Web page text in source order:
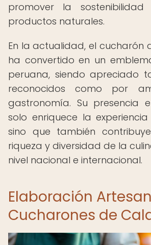
promover la
productos naturales.
En la actualidad, el cucharón
ha convertido en un
peruana, siendo apreciado
reconocidos como por
gastronomía. Su presencia
solo enriquece la
sino que también
riqueza y diversidad de la
nivel nacional e internacional.
Elaboración
Cucharones de